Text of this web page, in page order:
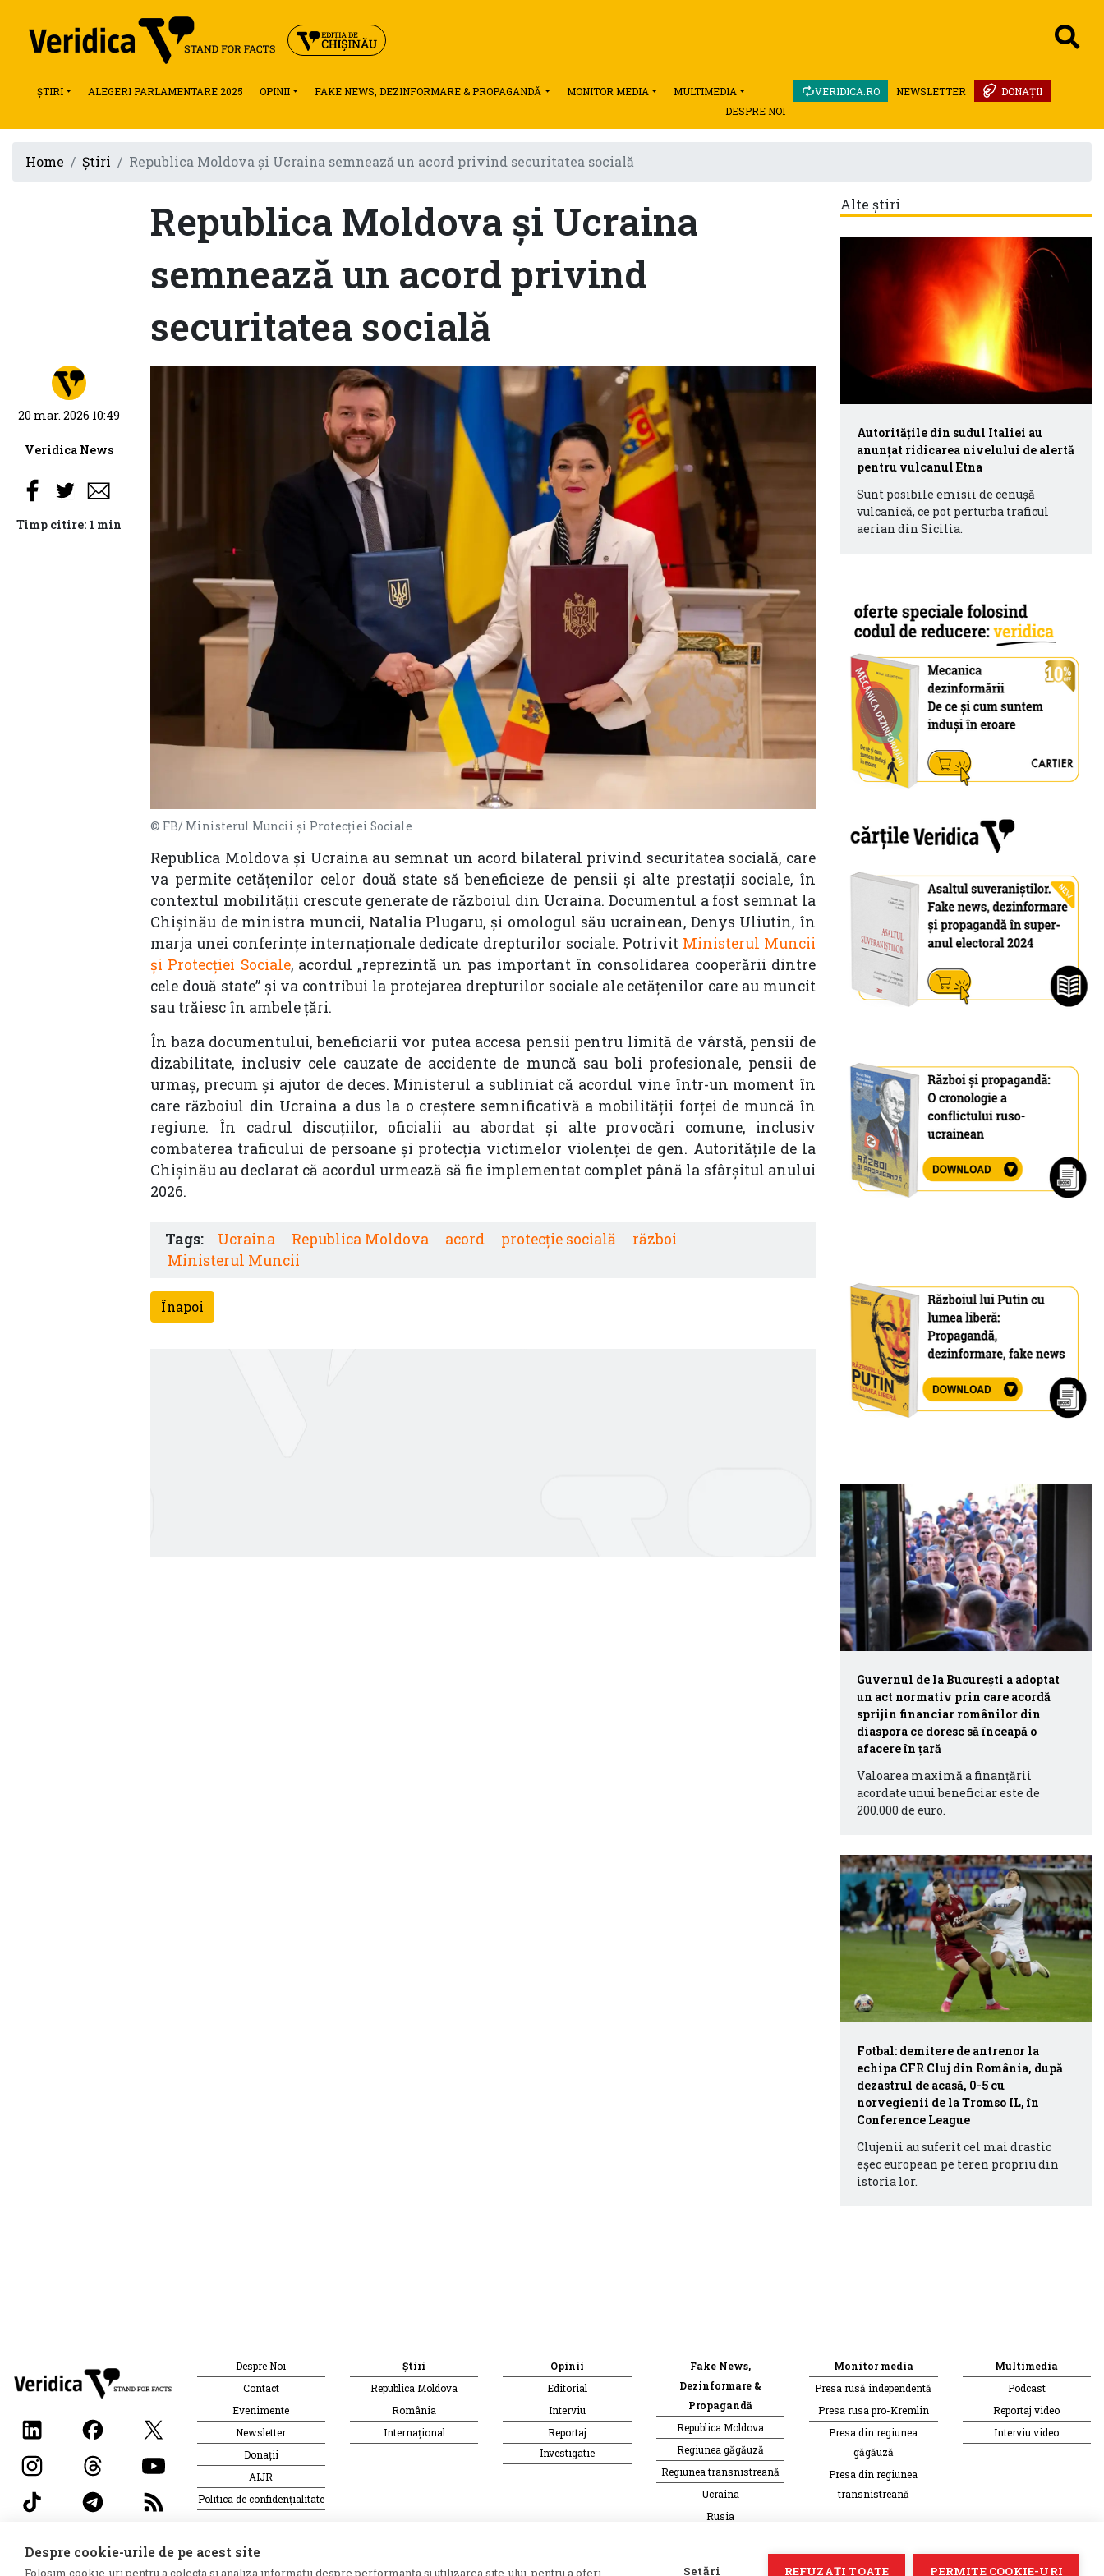
ȘTIRI ALEGERI PARLAMENTARE 2025 OPINII FAKE NEWS, DEZINFORMARE & PROPAGANDĂ MONITOR MEDIA MULTIMEDIA DONAȚII
NEWSLETTER
VERIDICA.RO
DESPRE NOI
Home Știri Republica Moldova și Ucraina semnează un acord privind securitatea socială
Republica Moldova și Ucraina
semnează un acord privind
securitatea socială
© FB/ Ministerul Muncii și Protecției Sociale
Republica Moldova și Ucraina au semnat un acord bilateral privind securitatea socială, care
va permite cetățenilor celor două state să beneficieze de pensii și alte prestații sociale, în
contextul mobilității crescute generate de războiul din Ucraina. Documentul a fost semnat la
Chișinău de ministra muncii, Natalia Plugaru, și omologul său ucrainean, Denys Uliutin, în
marja unei conferințe internaționale dedicate drepturilor sociale. Potrivit Ministerul Muncii
și Protecției Sociale, acordul „reprezintă un pas important în consolidarea cooperării dintre
cele două state” și va contribui la protejarea drepturilor sociale ale cetățenilor care au muncit
sau trăiesc în ambele țări.
În baza documentului, beneficiarii vor putea accesa pensii pentru limită de vârstă, pensii de
dizabilitate, inclusiv cele cauzate de accidente de muncă sau boli profesionale, pensii de
urmaș, precum și ajutor de deces. Ministerul a subliniat că acordul vine într-un moment în
care războiul din Ucraina a dus la o creștere semnificativă a mobilității forței de muncă în
regiune. În cadrul discuțiilor, oficialii au abordat și alte provocări comune, inclusiv
combaterea traficului de persoane și protecția victimelor violenței de gen. Autoritățile de la
Chișinău au declarat că acordul urmează să fie implementat complet până la sfârșitul anului
2026.
Tags: Ucraina Republica Moldova acord protecție socială
război
Ministerul Muncii
Înapoi
20 mar. 2026 10:49
Veridica News
Timp citire: 1 min
Alte știri
Autorităţile din sudul Italiei au
anunţat ridicarea nivelului de alertă
pentru vulcanul Etna
Sunt posibile emisii de cenuşă
vulcanică, ce pot perturba traficul
aerian din Sicilia.
Guvernul de la București a adoptat
un act normativ prin care acordă
sprijin financiar românilor din
diaspora ce doresc să înceapă o
afacere în țară
Valoarea maximă a finanţării
acordate unui beneficiar este de
200.000 de euro.
Fotbal: demitere de antrenor la
echipa CFR Cluj din România, după
dezastrul de acasă, 0-5 cu
norvegienii de la Tromso IL, în
Conference League
Clujenii au suferit cel mai drastic
eşec european pe teren propriu din
istoria lor.
Despre Noi
Contact
Evenimente
Newsletter
Donații
AIJR
Politica de confidențialitate
Știri
Republica Moldova
România
Internațional
Opinii
Editorial
Interviu
Reportaj
Investigatie
Fake News,
Dezinformare &
Propagandă
Republica Moldova
Regiunea găgăuză
Regiunea transnistreană
Ucraina
Rusia
Monitor media
Presa rusă independentă
Presa rusa pro-Kremlin
Presa din regiunea
găgăuză
Presa din regiunea
transnistreană
Multimedia
Podcast
Reportaj video
Interviu video
©2026 Veridica.md. Toate drepturile rezervate. Veridica™ este o publicație a
Asociației Alianța Internațională a
Soluție webTreeworks
Despre cookie-urile de pe acest site
Folosim cookie-uri pentru a colecta si analiza informații despre performanța și utilizarea site-ului, pentru a oferi Setări REFUZAȚI TOATE PERMITE COOKIE-URI